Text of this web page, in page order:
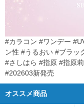
#カラコン #ワンデー
ン性 #うるおい #ブラッ
#さしはら #指原 #指原
#202603新発売
オススメ商品